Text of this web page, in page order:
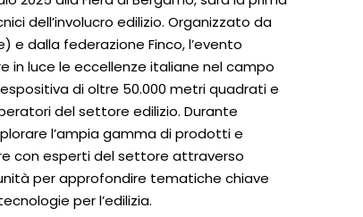
dell’involucro edilizio. Organizzato da
e dalla federazione Finco, l’evento
in luce le eccellenze italiane nel campo
espositiva di oltre 50.000 metri quadrati e
del settore edilizio. Durante
l’ampia gamma di prodotti e
con esperti del settore attraverso
per approfondire tematiche chiave
per l’edilizia.